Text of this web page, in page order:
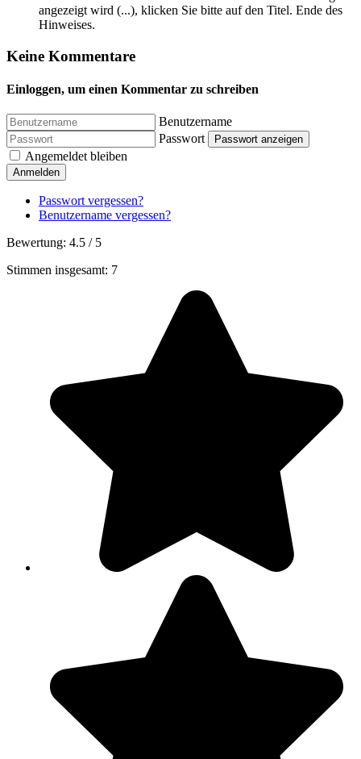
angezeigt wird (...), klicken Sie bitte auf den Titel. Ende des
Hinweises.
Keine Kommentare
Einloggen, um einen Kommentar zu schreiben
Benutzername
Passwort
Passwort anzeigen
Angemeldet bleiben
Anmelden
Passwort vergessen?
Benutzername vergessen?
Bewertung: 4.5 / 5
Stimmen insgesamt: 7